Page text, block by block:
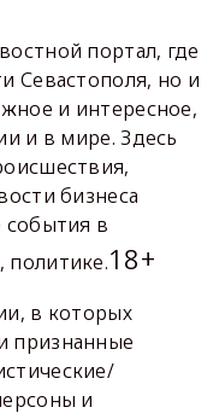
портал, где
Севастополя, но и
и интересное,
и в мире. Здесь
бизнеса
в
политике.18+
в которых
признанные
и